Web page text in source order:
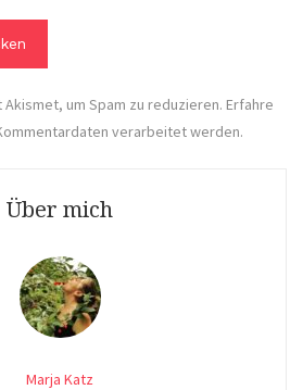
um Spam zu reduzieren. Erfahre
verarbeitet werden.
Über mich
Marja Katz